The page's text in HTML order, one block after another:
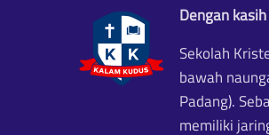
Dengan
Sekolah
bawah
Padang).
memiliki